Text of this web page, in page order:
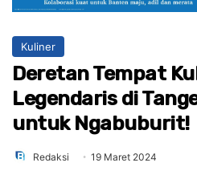
Kuliner
Deretan Tempat
Legendaris di
untuk Ngabuburit!
Redaksi 19 Maret 2024